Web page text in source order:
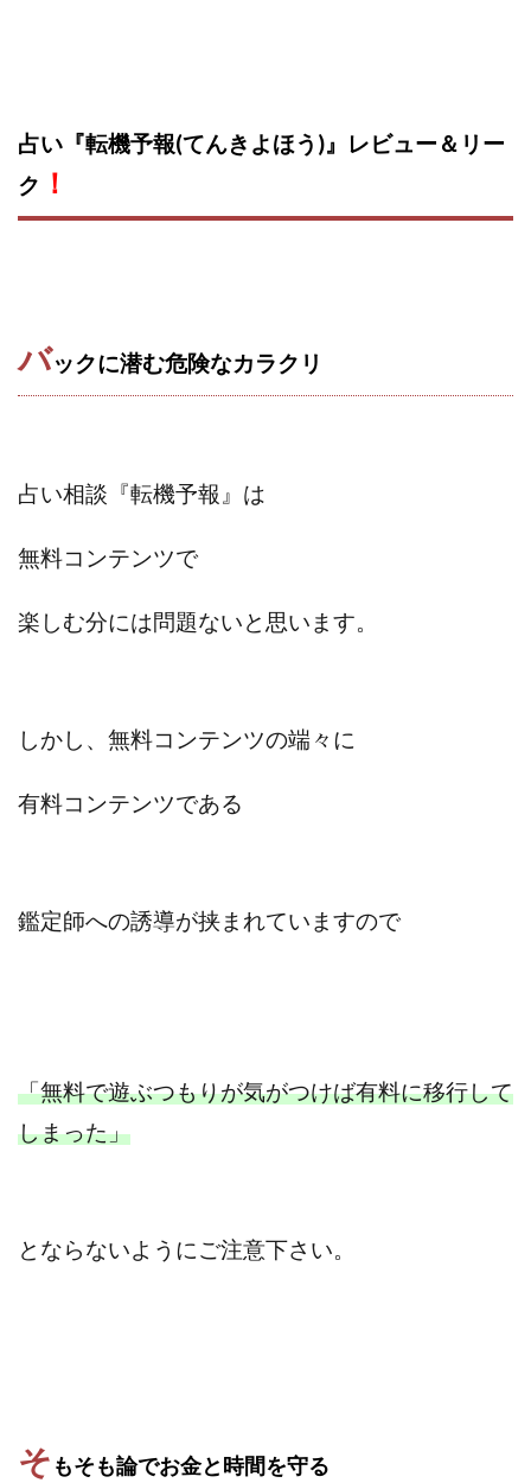
占い『転機予報(てんきよほう)』レビュー ＆リー
ク ！
バックに潜む危険なカラクリ
占い相談『転機予報』は
無料コンテンツで
楽しむ分には問題ないと思います。
しかし、無料コンテンツの端々に
有料コンテンツである
鑑定師への誘導が挟まれていますので
「無料で遊ぶつもりが気がつけば有料に移行して
しまった」
とならないようにご注意下さい。
そ もそも論でお金と時間を守る